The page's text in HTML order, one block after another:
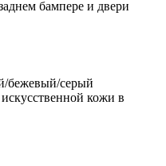
бампере и двери
бежевый/серый
кожи в